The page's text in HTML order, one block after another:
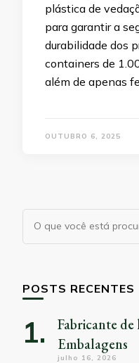
plástica de
para garantir a
durabilidade dos
containers de
além de apenas
OUTUBRO 6, 2025
Procurando
POSTS RECENTES
Fabricante de
Embalagens
julho 16, 2026